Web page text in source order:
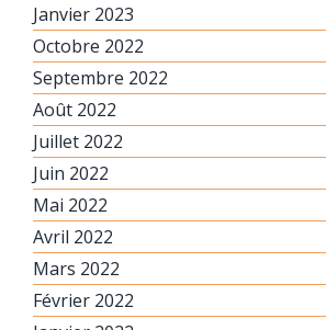
Janvier 2023
Octobre 2022
Septembre 2022
Août 2022
Juillet 2022
Juin 2022
Mai 2022
Avril 2022
Mars 2022
Février 2022